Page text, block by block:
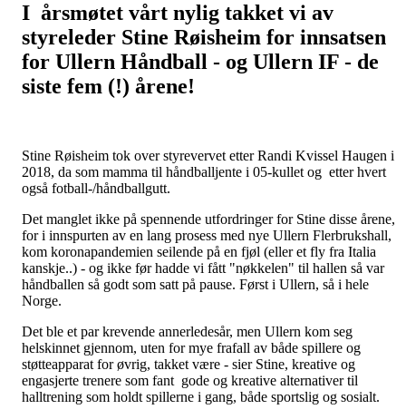
I årsmøtet vårt nylig takket vi av
styreleder Stine Røisheim for innsatsen
for Ullern Håndball - og Ullern IF - de
siste fem (!) årene!
Stine Røisheim tok over styrevervet etter Randi Kvissel Haugen i
2018, da som mamma til håndballjente i 05-kullet og etter hvert
også fotball-/håndballgutt.
Det manglet ikke på spennende utfordringer for Stine disse årene,
for i innspurten av en lang prosess med nye Ullern Flerbrukshall,
kom koronapandemien seilende på en fjøl (eller et fly fra Italia
kanskje..) - og ikke før hadde vi fått "nøkkelen" til hallen så var
håndballen så godt som satt på pause. Først i Ullern, så i hele
Norge.
Det ble et par krevende annerledesår, men Ullern kom seg
helskinnet gjennom, uten for mye frafall av både spillere og
støtteapparat for øvrig, takket være - sier Stine, kreative og
engasjerte trenere som fant gode og kreative alternativer til
halltrening som holdt spillerne i gang, både sportslig og sosialt.